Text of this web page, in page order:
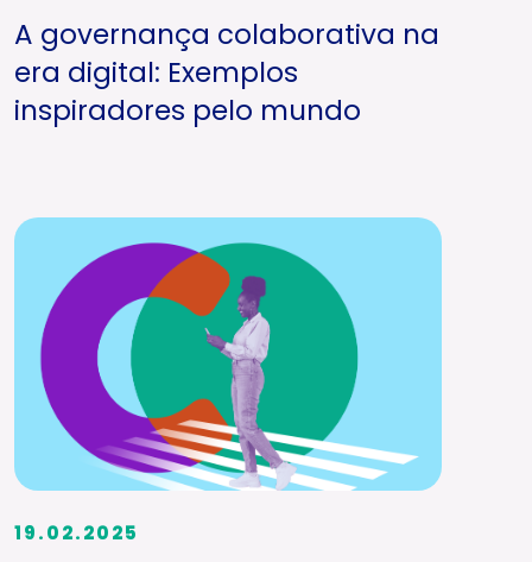
A governança colaborativa na
era digital: Exemplos
inspiradores pelo mundo
19.02.2025